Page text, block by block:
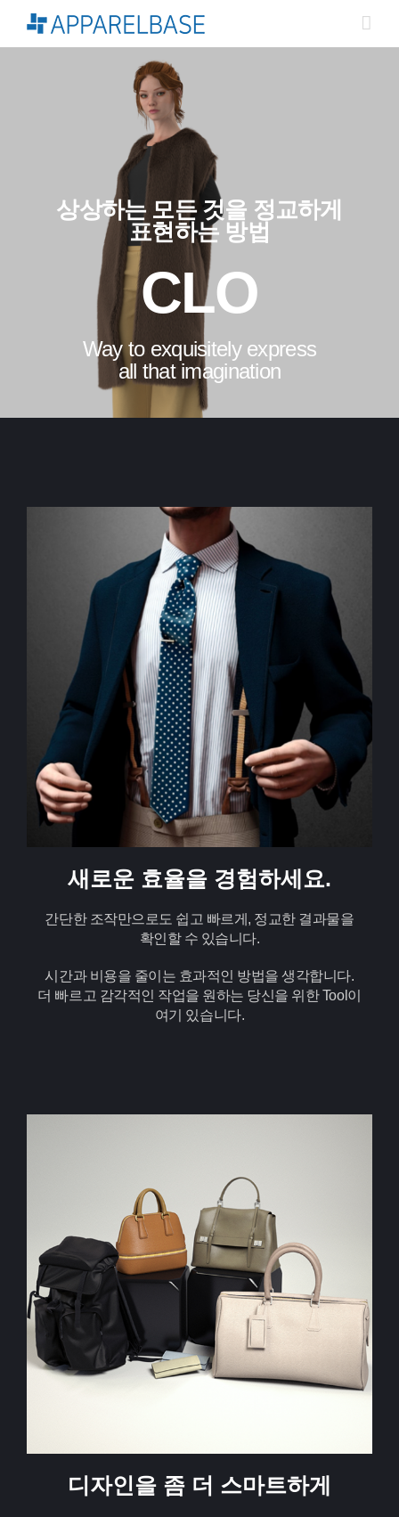
상상하는 모든 것을 정교하게
표현하는 방법
CLO
Way to exquisitely express
all that imagination
새로운 효율을 경험하세요.
간단한 조작만으로도 쉽고 빠르게, 정교한 결과물을
확인할 수 있습니다.
시간과 비용을 줄이는 효과적인 방법을 생각합니다.
더 빠르고 감각적인 작업을 원하는 당신을 위한 Tool이
여기 있습니다.
디자인을 좀 더 스마트하게